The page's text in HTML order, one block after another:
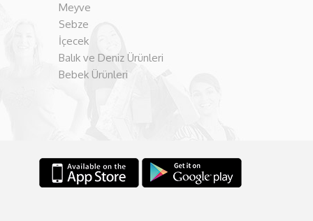
Meyve
Sebze
İçecek
Balık ve Deniz Ürünleri
Bebek Ürünleri